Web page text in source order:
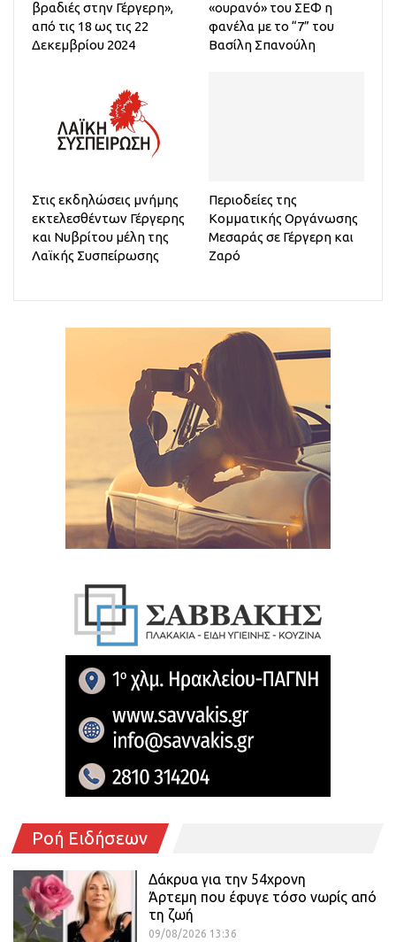
βραδιές στην Γέργερη»,
από τις 18 ως τις 22
Δεκεμβρίου 2024
«ουρανό» του ΣΕΦ η
φανέλα με το “7” του
Βασίλη Σπανούλη
Στις εκδηλώσεις μνήμης
εκτελεσθέντων Γέργερης
και Νυβρίτου μέλη της
Λαϊκής Συσπείρωσης
Περιοδείες της
Κομματικής Οργάνωσης
Μεσαράς σε Γέργερη και
Ζαρό
Ροή Ειδήσεων
Δάκρυα για την 54χρονη
Άρτεμη που έφυγε τόσο νωρίς από
τη ζωή
09/08/2026 13:36